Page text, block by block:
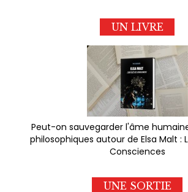
UN LIVRE
Peut-on sauvegarder l'âme
philosophiques autour de Elsa Malt :
Consciences
UNE SORTIE